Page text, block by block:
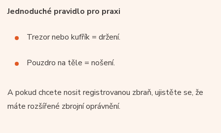
Jednoduché pravidlo pro praxi
Trezor nebo kufřík = držení.
Pouzdro na těle = nošení.
A pokud chcete nosit registrovanou zbraň, ujistěte se, že
máte rozšířené zbrojní oprávnění.